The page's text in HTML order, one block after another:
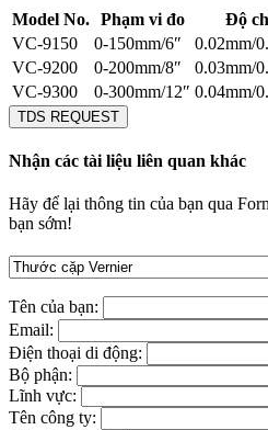
Model No. Phạm vi đo Độ
VC-9150
0-150mm/6″ 0.02mm/
VC-9200
0-200mm/8″ 0.03mm/
VC-9300
0-300mm/12″ 0.04mm/
TDS REQUEST
Nhận các tài liệu liên quan khác
Hãy để lại thông tin của bạn qua
bạn sớm!
Tên của bạn:
Email:
Điện thoại di động:
Bộ phận:
Lĩnh vực:
Tên công ty: